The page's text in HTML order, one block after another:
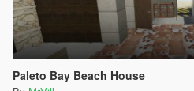
Paleto Bay Beach House